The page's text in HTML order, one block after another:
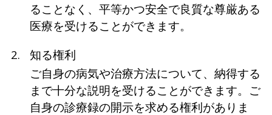
ることなく、平等かつ安全で良質な尊厳ある
医療を受けることができます。
知る権利
ご自身の病気や治療方法について、納得する
まで十分な説明を受けることができます。ご
自身の診療録の開示を求める権利がありま